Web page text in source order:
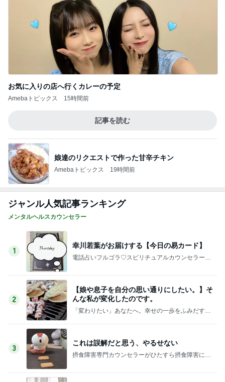
お気に入りの店へ行くカレーの予定
Amebaトピックス 15時間前
記事を読む
娘達のリクエストで作った甘辛チキン
Amebaトピックス 19時間前
ジャンル人気記事ランキング
メンタルヘルスカウンセラー
1
幸川若葉がお届けする【今日の易カード】
電話占いフルゴラ♡スピリチュアルカウンセラー幸
2
【娘や息子を自分の思い通りにしたい。】そ
んな私が変化したのです。
「変わりたい」あなたへ。幸せの一歩をふみだすカ
3
これは誤解だと思う、やるせない
摂食障害専門カウンセラーがひたすら摂食障害につ